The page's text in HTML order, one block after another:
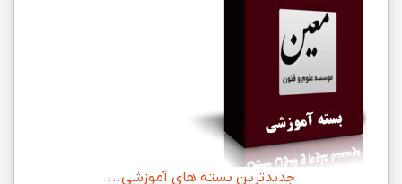
جدیدترین بسته های آموزشی...